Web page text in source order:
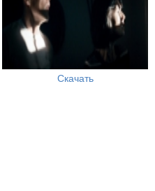
Скачать